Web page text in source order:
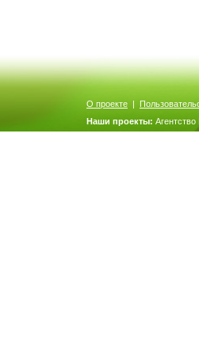
О проекте |
Наши проекты: